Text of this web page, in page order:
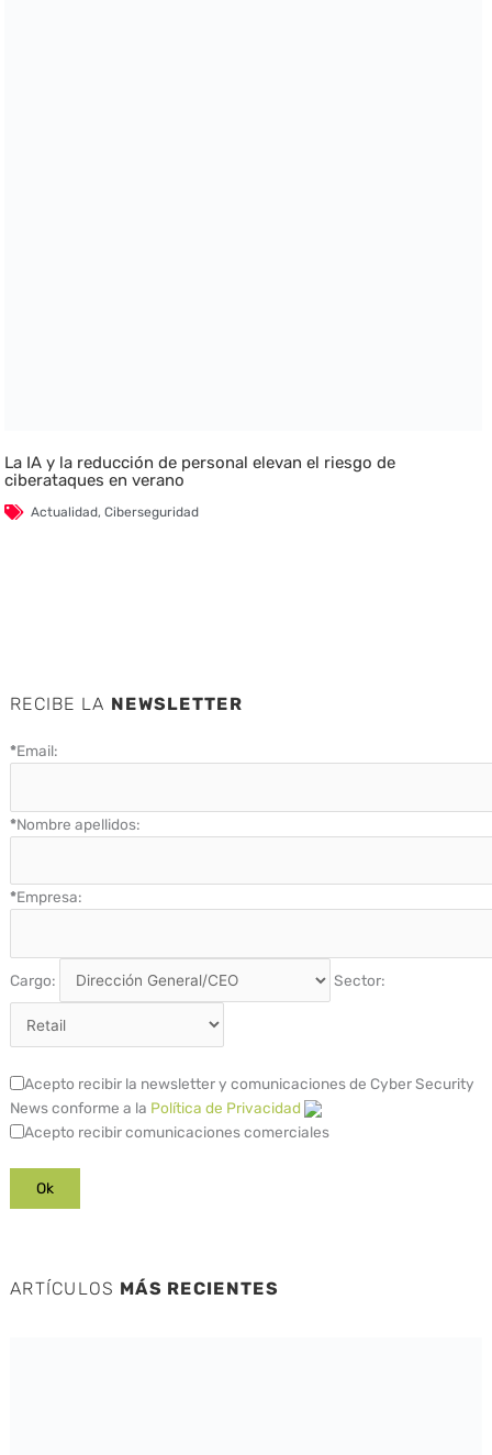
La IA y la reducción de personal elevan el riesgo de
ciberataques en verano
Actualidad,Ciberseguridad
RECIBE LA NEWSLETTER
*Email:
*Nombre apellidos:
*Empresa:
Cargo: Sector:
Acepto recibir la newsletter y comunicaciones de Cyber Security
News conforme a la Política de Privacidad
Acepto recibir comunicaciones comerciales
ARTÍCULOS MÁS RECIENTES